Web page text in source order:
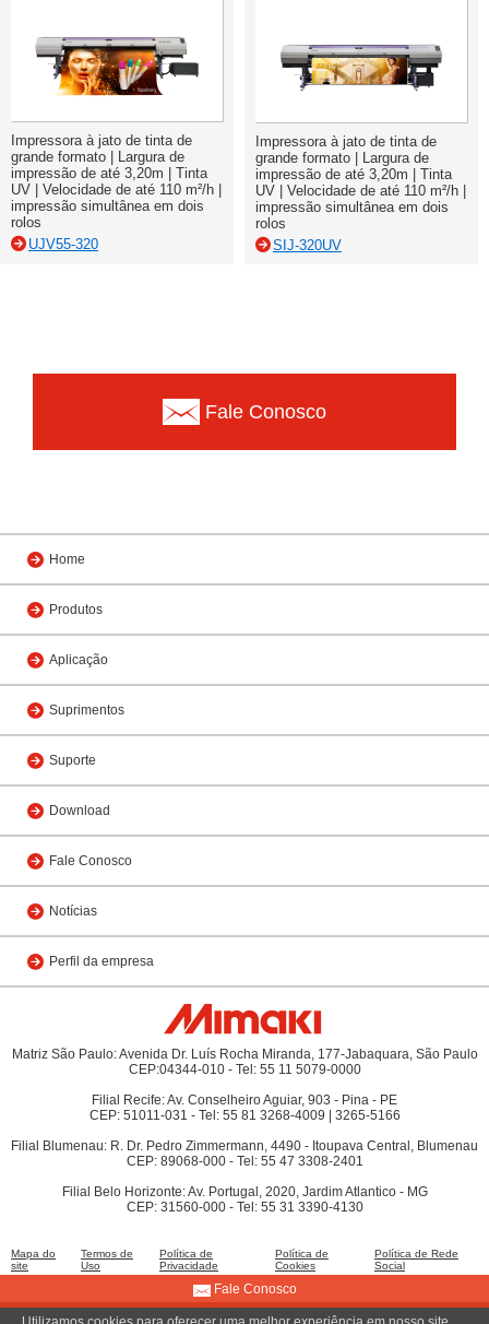
Impressora à jato de tinta de
grande formato | Largura de
impressão de até 3,20m | Tinta
UV | Velocidade de até 110 m²/h |
impressão simultânea em dois
rolos
UJV55-320
Impressora à jato de tinta de
grande formato | Largura de
impressão de até 3,20m | Tinta
UV | Velocidade de até 110 m²/h |
impressão simultânea em dois
rolos
SIJ-320UV
Fale Conosco
Home
Produtos
Aplicação
Suprimentos
Suporte
Download
Fale Conosco
Notícias
Perfil da empresa
Matriz São Paulo: Avenida Dr. Luís Rocha Miranda, 177-Jabaquara, São Paulo
CEP:04344-010 - Tel: 55 11 5079-0000
Filial Recife: Av. Conselheiro Aguiar, 903 - Pina - PE
CEP: 51011-031 - Tel: 55 81 3268-4009 | 3265-5166
Filial Blumenau: R. Dr. Pedro Zimmermann, 4490 - Itoupava Central, Blumenau
CEP: 89068-000 - Tel: 55 47 3308-2401
Filial Belo Horizonte: Av. Portugal, 2020, Jardim Atlantico - MG
CEP: 31560-000 - Tel: 55 31 3390-4130
Mapa do
site
Termos de
Uso
Política de
Privacidade
Política de
Cookies
Política de Rede
Social
Fale Conosco